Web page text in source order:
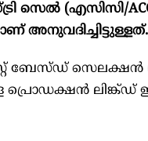
സെല്‍ (എസിസി/
അനുവദിച്ചിട്ടുള്ളത്.
ബേസ്ഡ് സെലക്ഷന്‍
പ്രൊഡക്ഷന്‍